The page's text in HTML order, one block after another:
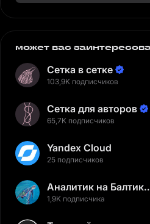
может вас
Сетка в сетке
103,9K подписчиков
Сетка для авторов
65,7K подписчиков
Yandex Cloud
25 подписчиков
Аналитик на Балтике
Неверов Станислав
1,9K подписчика